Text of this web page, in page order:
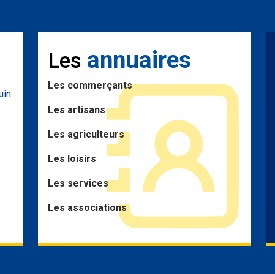
Les annuaires
Les commerçants
Les artisans
Les agriculteurs
Les loisirs
Les services
Les associations